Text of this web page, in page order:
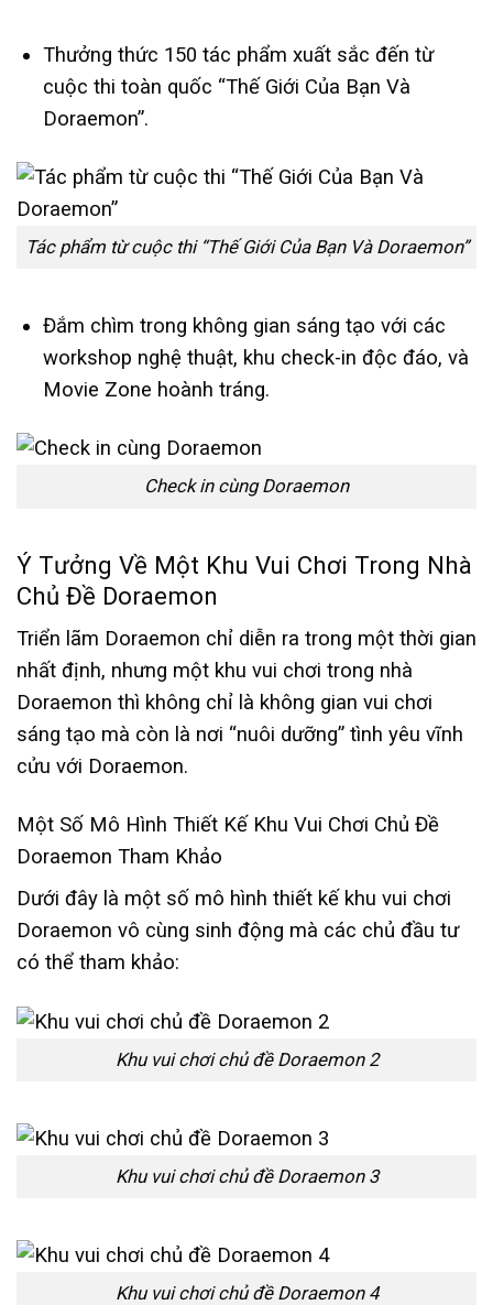
Thưởng thức 150 tác phẩm xuất sắc đến từ
cuộc thi toàn quốc “Thế Giới Của Bạn Và
Doraemon”.
Tác phẩm từ cuộc thi “Thế Giới Của Bạn Và Doraemon”
Đắm chìm trong không gian sáng tạo với các
workshop nghệ thuật, khu check-in độc đáo, và
Movie Zone hoành tráng.
Check in cùng Doraemon
Ý Tưởng Về Một Khu Vui Chơi Trong Nhà
Chủ Đề Doraemon
Triển lãm Doraemon chỉ diễn ra trong một thời gian
nhất định, nhưng một khu vui chơi trong nhà
Doraemon thì không chỉ là không gian vui chơi
sáng tạo mà còn là nơi “nuôi dưỡng” tình yêu vĩnh
cửu với Doraemon.
Một Số Mô Hình Thiết Kế Khu Vui Chơi Chủ Đề
Doraemon Tham Khảo
Dưới đây là một số mô hình thiết kế khu vui chơi
Doraemon vô cùng sinh động mà các chủ đầu tư
có thể tham khảo:
Khu vui chơi chủ đề Doraemon 2
Khu vui chơi chủ đề Doraemon 3
Khu vui chơi chủ đề Doraemon 4